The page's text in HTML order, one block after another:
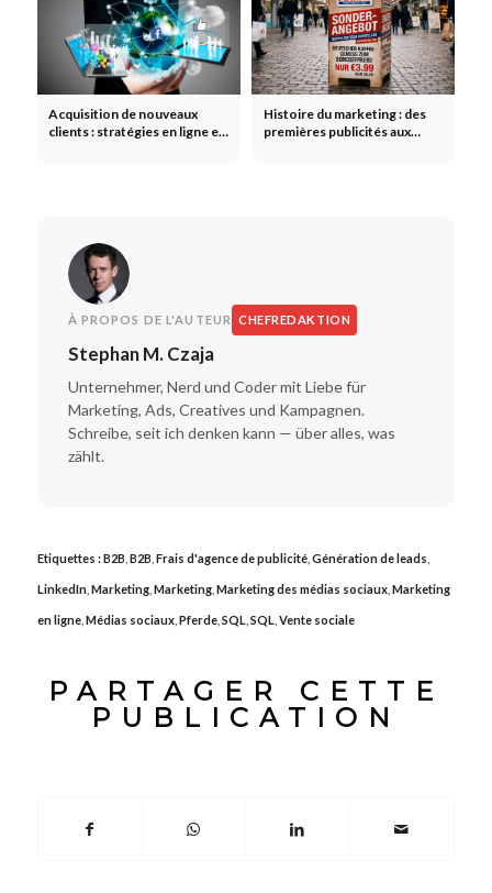
Acquisition de nouveaux
clients : stratégies en ligne et
Histoire du marketing : des
premières publicités aux
À PROPOS DE L'AUTEUR CHEFREDAKTION
Stephan M. Czaja
Unternehmer, Nerd und Coder mit Liebe für
Marketing, Ads, Creatives und Kampagnen.
Schreibe, seit ich denken kann — über alles, was
zählt.
Etiquettes :B2B B2B Frais d'agence de publicité, Génération de leads
LinkedIn, Marketing, Marketing, Marketing des médias sociaux, Marketing
en ligne, Médias sociaux, Pferde, SQL SQL Vente sociale
PARTAGER CETTE
PUBLICATION